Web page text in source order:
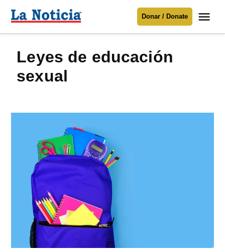
Para mantenerte informado necesitamos
contenido
Noticia
Donar / Donate
leyes de educación
sexual